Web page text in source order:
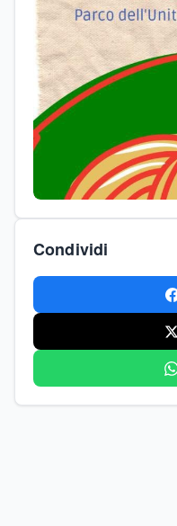
Condividi